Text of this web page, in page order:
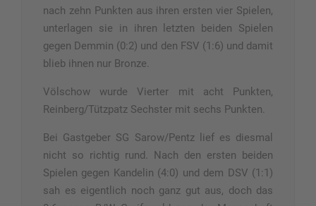
nach zehn Punkten aus ihren ersten vier Spielen,
unterlagen sie in ihren letzten beiden Spielen
gegen Demmin (0:2) und den FSV (1:6) und damit
blieb ihnen nur Bronze.
Völschow wurde Vierter mit acht Punkten,
Reinberg/Tützpatz Sechster mit sechs Punkten.
Bei Gastgeber SG Sarow/Pentz lief es diesmal
nicht so richtig rund. Nach den ersten beiden
Spielen gegen Kandelin (4:0) und dem DSV (1:1)
sah es eigentlich noch ganz gut aus, doch das